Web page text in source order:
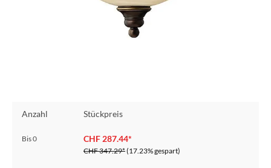
Anzahl Stückpreis
Bis0 CHF 287.44*
CHF 347.29*(17.23% gespart)